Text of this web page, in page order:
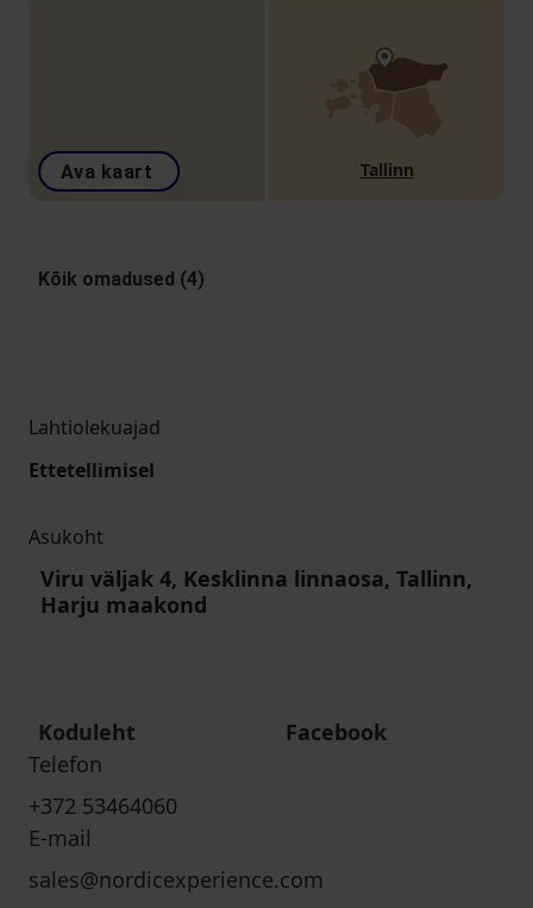
Ava kaart Tallinn
Kõik omadused (4)
Lahtiolekuajad
Ettetellimisel
Asukoht
Viru väljak 4, Kesklinna linnaosa, Tallinn,
Harju maakond
Koduleht
Facebook
Telefon
+372 53464060
E-mail
sales@nordicexperience.com